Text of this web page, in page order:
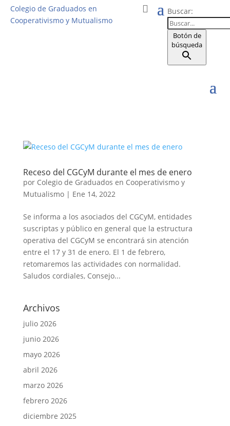
Colegio de Graduados en
Cooperativismo y Mutualismo
Buscar:
Botón de
búsqueda
Receso del CGCyM durante el mes de enero
por Colegio de Graduados en Cooperativismo y
Mutualismo| Ene 14, 2022
Se informa a los asociados del CGCyM, entidades
suscriptas y público en general que la estructura
operativa del CGCyM se encontrará sin atención
entre el 17 y 31 de enero. El 1 de febrero,
retomaremos las actividades con normalidad.
Saludos cordiales, Consejo...
Archivos
julio 2026
junio 2026
mayo 2026
abril 2026
marzo 2026
febrero 2026
diciembre 2025